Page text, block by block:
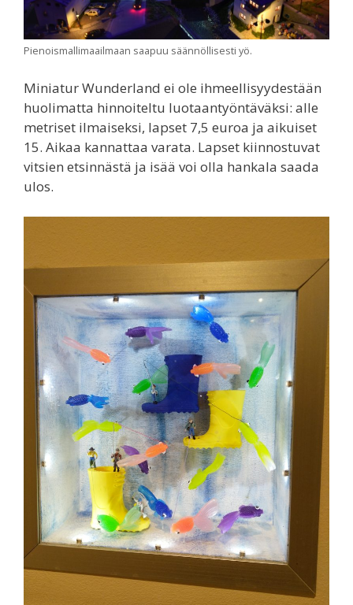
Pienoismallimaailmaan saapuu säännöllisesti yö.
Miniatur Wunderland ei ole ihmeellisyydestään
huolimatta hinnoiteltu luotaantyöntäväksi: alle
metriset ilmaiseksi, lapset 7,5 euroa ja aikuiset
15. Aikaa kannattaa varata. Lapset kiinnostuvat
vitsien etsinnästä ja isää voi olla hankala saada
ulos.